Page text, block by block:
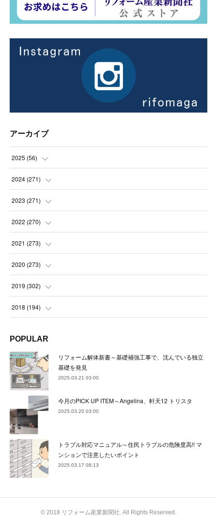
アーカイブ
2025 (56)
(14
(21
(21
2024 (271)
(21
(22
(23
(22
(24)
22)
(22)
(22)
(25
2023 (271)
(22
(23
(23
(21
(23 )
(24
(21
(24)
(21
( 23)
2022 (270)
(23
(23
(22
(23
(22 )
(23
(23
(22)
(24
( 21)
(20)
2021 (273)
(24
(23
(22
(23)
(23
(22)
(23
( 24)
(21)
2020 (273)
(24
(22
(22)
(24
(24)
(23
( 21)
(22)
)
2019 (302)
(23
(22)
(21)
(27)
(22
33)
(28)
)
2018 (194)
(17)
(32)
(36)
(30
34)
(8 )
POPULAR
リフォーム解体新書～基礎補強工事で、沈んでいる独立
基礎を発見
2025.03.21 03:00
今月のPICK UP ITEM～Angelina、軒天12 トリスタ
2025.03.20 03:00
トラブル対応マニュアル～住民トラブルの危険度高!! マ
ンションで注意したいポイント
2025.03.17 08:13
© 2018 リフォーム産業新聞社. All Rights Reserved.